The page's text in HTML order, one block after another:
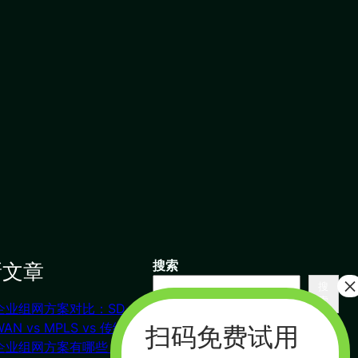
章
业组网方案对比：SD-
vs MPLS vs 传统VPN
业组网方案有哪些？对比
搜索
索
联系我们